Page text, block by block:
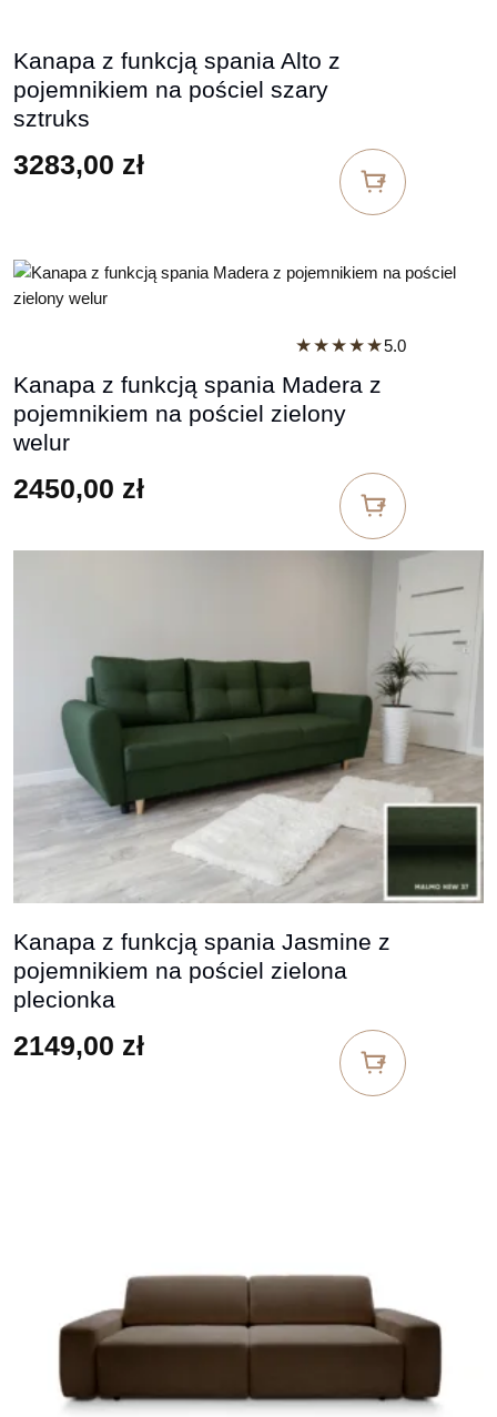
Kanapa z funkcją spania Alto z
pojemnikiem na pościel szary
sztruks
3283,00 zł
★★★★★5.0
Kanapa z funkcją spania Madera z
pojemnikiem na pościel zielony
welur
2450,00 zł
Kanapa z funkcją spania Jasmine z
pojemnikiem na pościel zielona
plecionka
2149,00 zł